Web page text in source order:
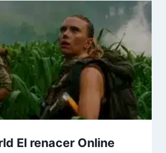
El renacer Online